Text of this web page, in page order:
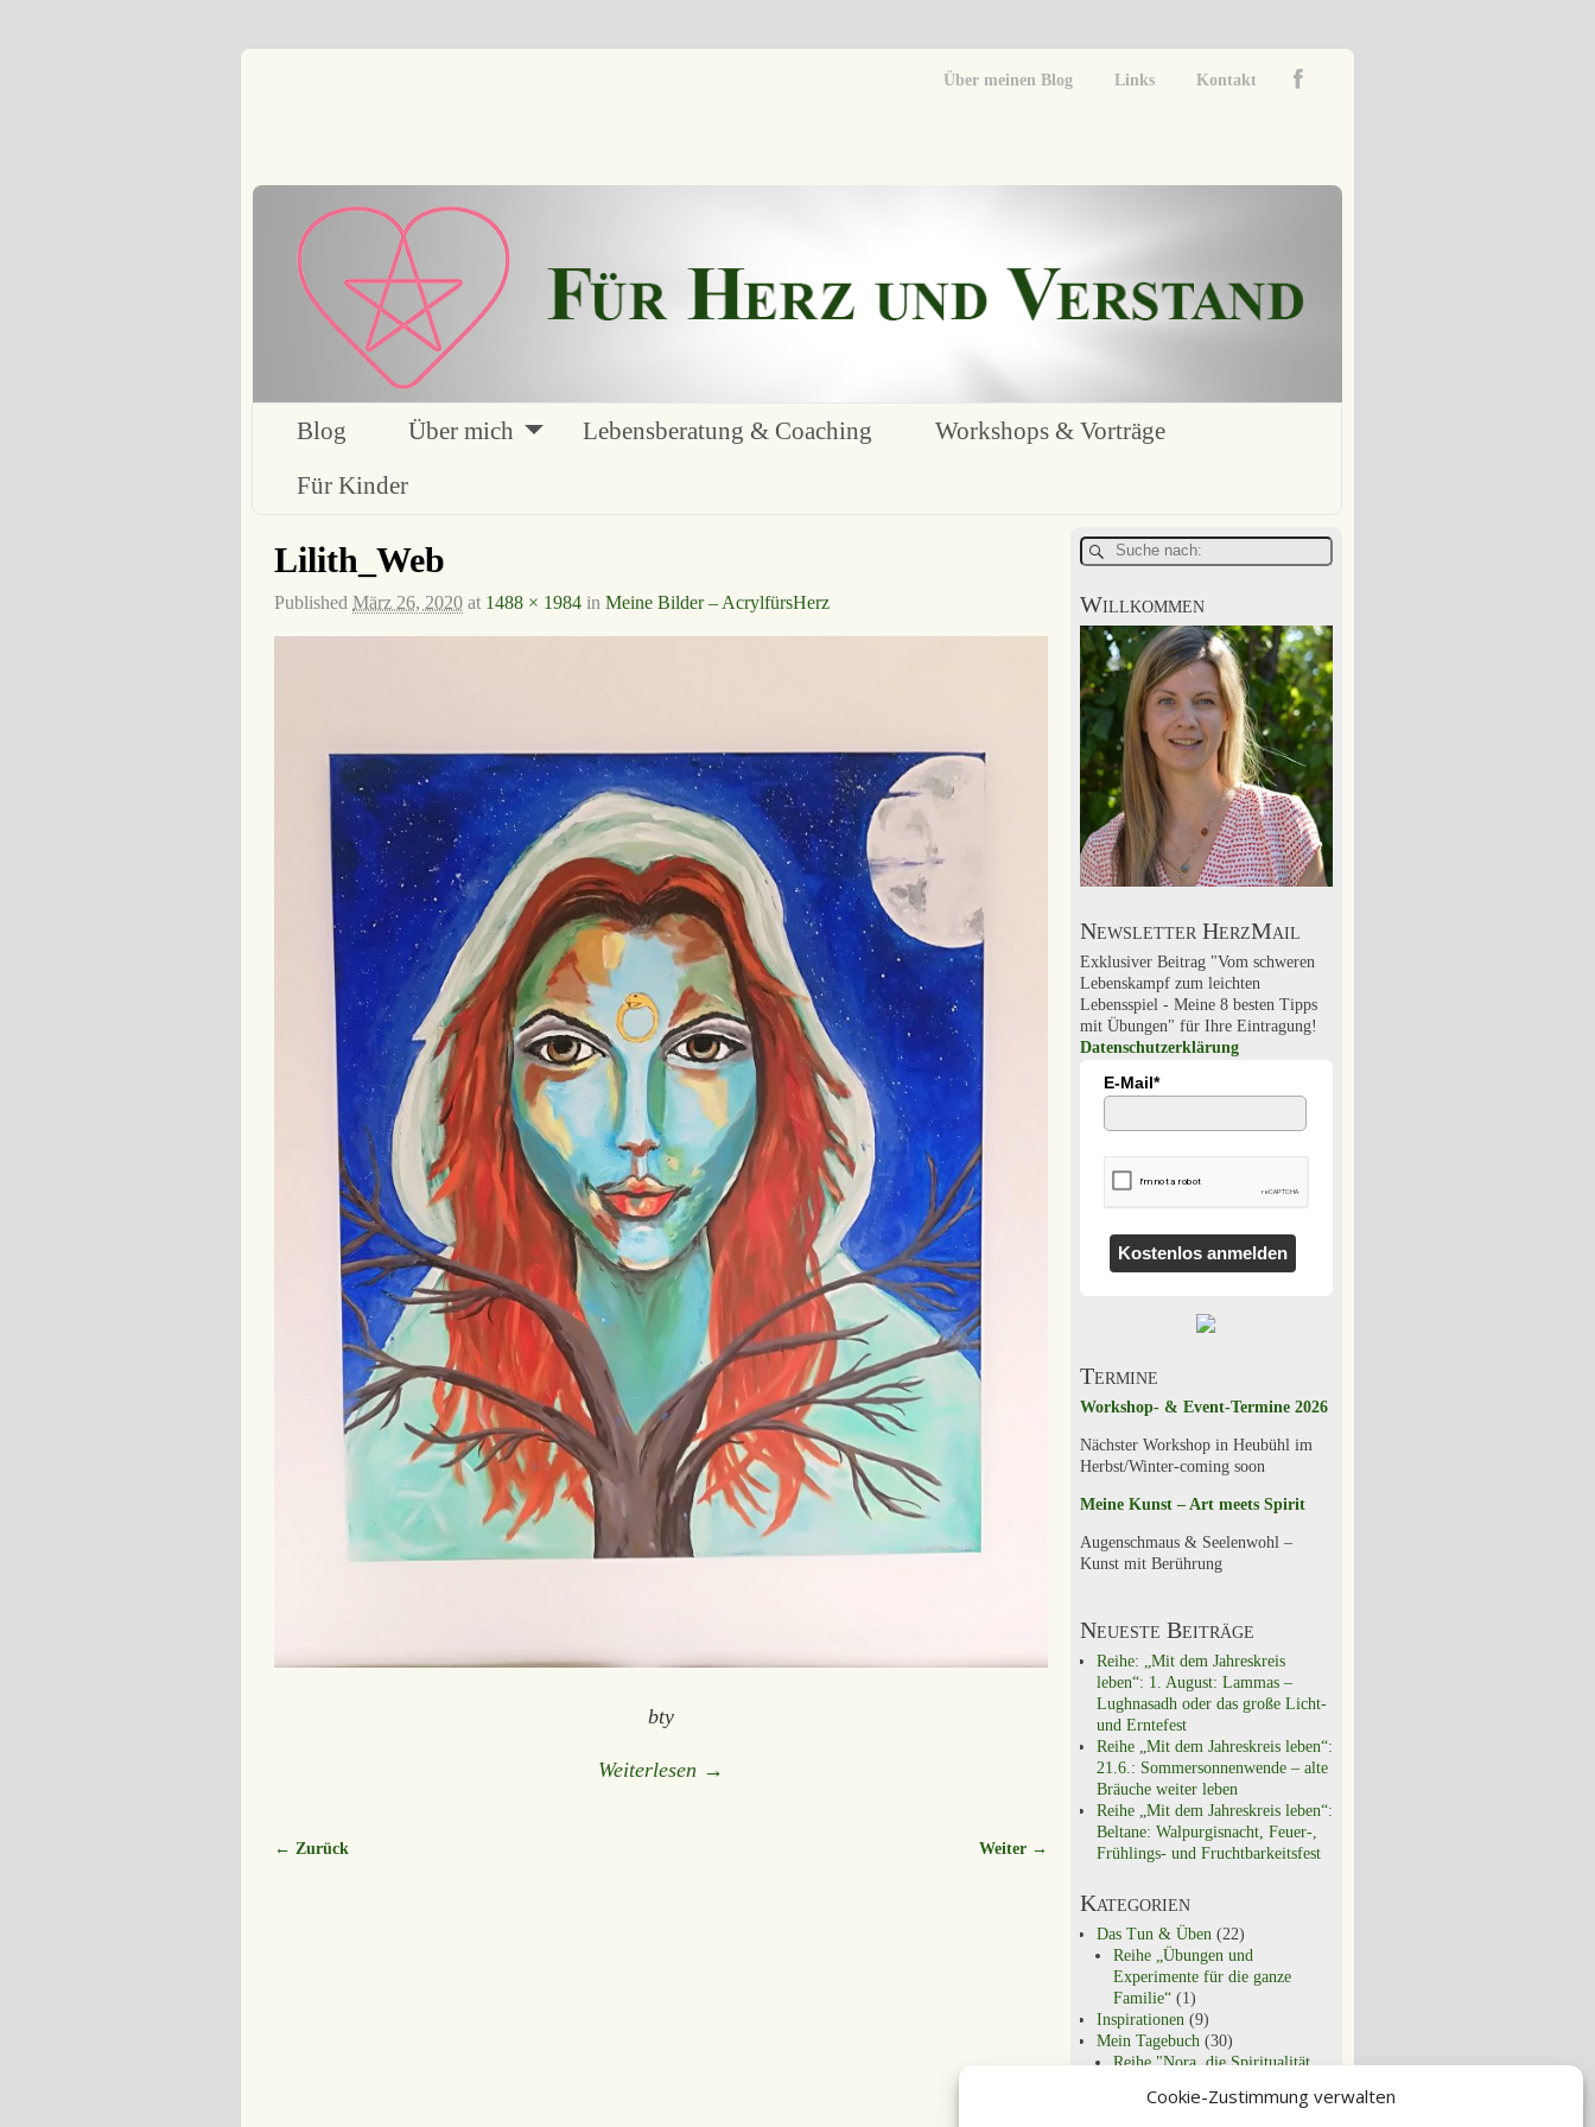
Cookie-Zustimmung verwalten
Über meinen Blog Links Kontakt
Blog Über mich Lebensberatung & Coaching
Workshops & Vorträge
Für Kinder
Lilith_Web
PublishedMärz 26, 2020 at 1488 × 1984 inMeine Bilder – AcrylfürsHerz
bty
Weiterlesen →
← Zurück Weiter →
Willkommen
Newsletter HerzMail
Exklusiver Beitrag "Vom schweren
Lebenskampf zum leichten
Lebensspiel - Meine 8 besten Tipps
mit Übungen" für Ihre Eintragung!
Datenschutzerklärung
E-Mail*
Kostenlos anmelden
Termine
Workshop- & Event-Termine 2026
Nächster Workshop in Heubühl im
Herbst/Winter-coming soon
Meine Kunst – Art meets Spirit
Augenschmaus & Seelenwohl –
Kunst mit Berührung
Neueste Beiträge
Reihe: „Mit dem Jahreskreis
leben“: 1. August: Lammas –
Lughnasadh oder das große Licht-
und Erntefest
Reihe „Mit dem Jahreskreis leben“:
21.6.: Sommersonnenwende – alte
Bräuche weiter leben
Reihe „Mit dem Jahreskreis leben“:
Beltane: Walpurgisnacht, Feuer-,
Frühlings- und Fruchtbarkeitsfest
Kategorien
Das Tun & Üben(22)
Reihe „Übungen und
Experimente für die ganze
Familie“(1)
Inspirationen(9)
Mein Tagebuch(30)
Reihe "Nora, die Spiritualität
Schon entdeckt?(29)